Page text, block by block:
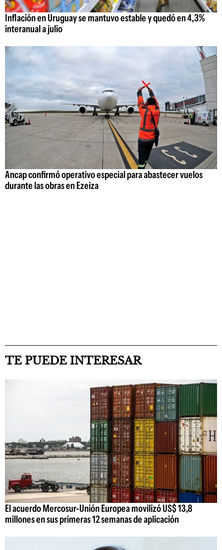
Inflación en Uruguay se mantuvo estable y quedó en 4,3%
interanual a julio
Ancap confirmó operativo especial para abastecer vuelos
durante las obras en Ezeiza
TE PUEDE INTERESAR
El acuerdo Mercosur-Unión Europea movilizó US$ 13,8
millones en sus primeras 12 semanas de aplicación